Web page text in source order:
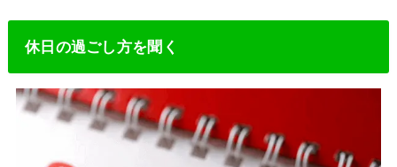
休日の過ごし方を聞く